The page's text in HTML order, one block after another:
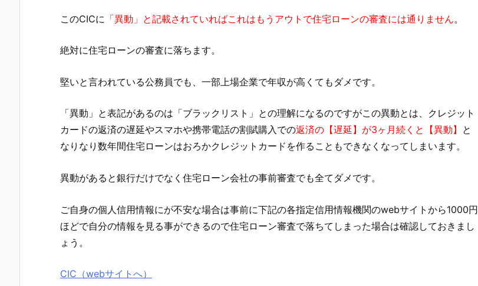
このCICに 「異動」と記載されていればこれはもうアウトで住宅ローンの審査には通りません。
絶対に住宅ローンの審査に落ちます。
堅いと言われている公務員でも、一部上場企業で年収が高くてもダメです。
「異動」と表記があるのは「ブラックリスト」との理解になるのですがこの異動とは、クレジット
カードの返済の遅延やスマホや携帯電話の割賦購入での返済の【遅延】が3ヶ月続くと【異動】 と
なりなり数年間住宅ローンはおろかクレジットカードを作ることもできなくなってしまいます。
異動があると銀行だけでなく住宅ローン会社の事前審査でも全てダメです。
ご自身の個人信用情報にが不安な場合は事前に下記の各指定信用情報機関のwebサイトから1000円
ほどで自分の情報を見る事ができるので住宅ローン審査で落ちてしまった場合は確認しておきまし
ょう。
CIC（webサイトへ）